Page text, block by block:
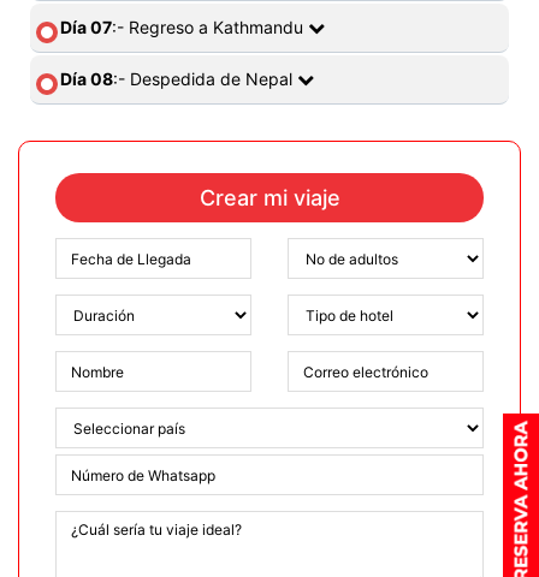
Día 07:- Regreso a Kathmandu
Día 08:- Despedida de Nepal
Crear mi viaje